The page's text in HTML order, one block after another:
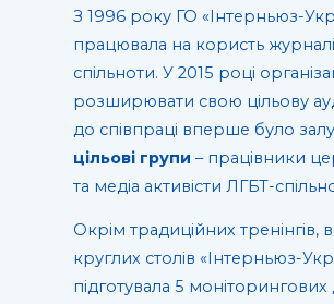
З 1996 року ГО «Інтерньюз-
працювала на користь
спільноти. У 2015 році
розширювати свою цільову
до співпраці вперше було
цільові групи – працівники
та медіа активісти ЛГБТ-
Окрім традиційних тренінгів,
круглих столів «Інтерньюз-
підготувала 5 моніторингових